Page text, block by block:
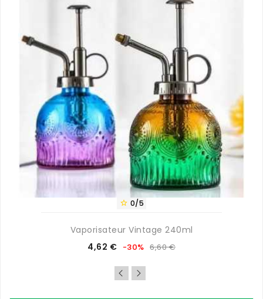
 0/5
Vaporisateur Vintage 240ml
Prix
4,62 € Prix
base
-30% 6,60 €